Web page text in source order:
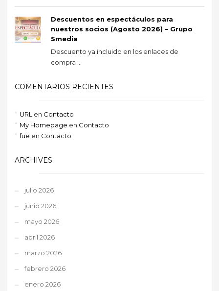
Descuentos en espectáculos para
nuestros socios (Agosto 2026) – Grupo
Smedia
Descuento ya incluido en los enlaces de
compra ...
COMENTARIOS RECIENTES
URL en Contacto
My Homepage en Contacto
fue en Contacto
ARCHIVES
julio 2026
junio 2026
mayo 2026
abril 2026
marzo 2026
febrero 2026
enero 2026